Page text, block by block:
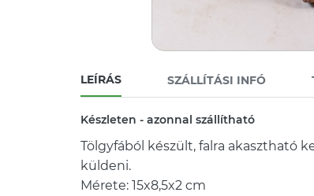
LEÍRÁS SZÁLLÍTÁSI INFÓ
Készleten - azonnal szállítható
Tölgyfából készült, falra akasztható
küldeni.
Mérete: 15x8,5x2 cm